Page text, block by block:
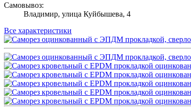
Самовывоз:
Владимир, улица Куйбышева, 4
Все характеристики